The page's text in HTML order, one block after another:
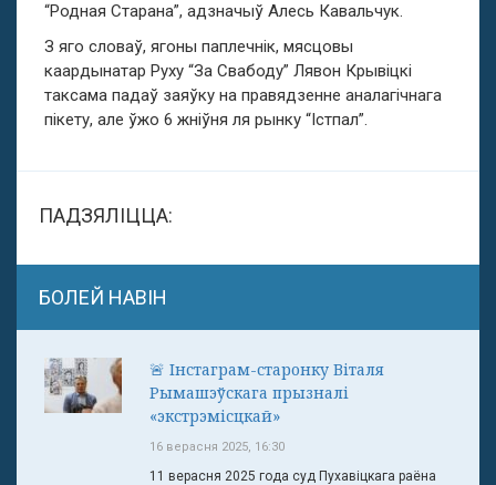
“Родная Старана”, адзначыў Алесь Кавальчук.
З яго словаў, ягоны паплечнік, мясцовы
каардынатар Руху “За Свабоду” Лявон Крывіцкі
таксама падаў заяўку на правядзенне аналагічнага
пікету, але ўжо 6 жніўня ля рынку “Істпал”.
ПАДЗЯЛІЦЦА:
БОЛЕЙ НАВІН
🚨 Інстаграм-старонку Віталя
Рымашэўскага прызналі
«экстрэмісцкай»
16 верасня 2025, 16:30
11 верасня 2025 года суд Пухавіцкага раёна